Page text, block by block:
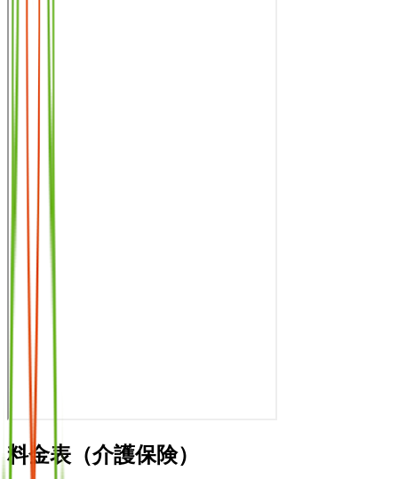
料金表（介護保険）